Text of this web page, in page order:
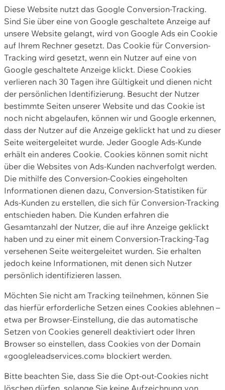
Diese Website nutzt das Google Conversion-Tracking.
Sind Sie über eine von Google geschaltete Anzeige auf
unsere Website gelangt, wird von Google Ads ein Cookie
auf Ihrem Rechner gesetzt. Das Cookie für Conversion-
Tracking wird gesetzt, wenn ein Nutzer auf eine von
Google geschaltete Anzeige klickt. Diese Cookies
verlieren nach 30 Tagen ihre Gültigkeit und dienen nicht
der persönlichen Identifizierung. Besucht der Nutzer
bestimmte Seiten unserer Website und das Cookie ist
noch nicht abgelaufen, können wir und Google erkennen,
dass der Nutzer auf die Anzeige geklickt hat und zu dieser
Seite weitergeleitet wurde. Jeder Google Ads-Kunde
erhält ein anderes Cookie. Cookies können somit nicht
über die Websites von Ads-Kunden nachverfolgt werden.
Die mithilfe des Conversion-Cookies eingeholten
Informationen dienen dazu, Conversion-Statistiken für
Ads-Kunden zu erstellen, die sich für Conversion-Tracking
entschieden haben. Die Kunden erfahren die
Gesamtanzahl der Nutzer, die auf ihre Anzeige geklickt
haben und zu einer mit einem Conversion-Tracking-Tag
versehenen Seite weitergeleitet wurden. Sie erhalten
jedoch keine Informationen, mit denen sich Nutzer
persönlich identifizieren lassen.
Möchten Sie nicht am Tracking teilnehmen, können Sie
das hierfür erforderliche Setzen eines Cookies ablehnen –
etwa per Browser-Einstellung, die das automatische
Setzen von Cookies generell deaktiviert oder Ihren
Browser so einstellen, dass Cookies von der Domain
«googleleadservices.com» blockiert werden.
Bitte beachten Sie, dass Sie die Opt-out-Cookies nicht